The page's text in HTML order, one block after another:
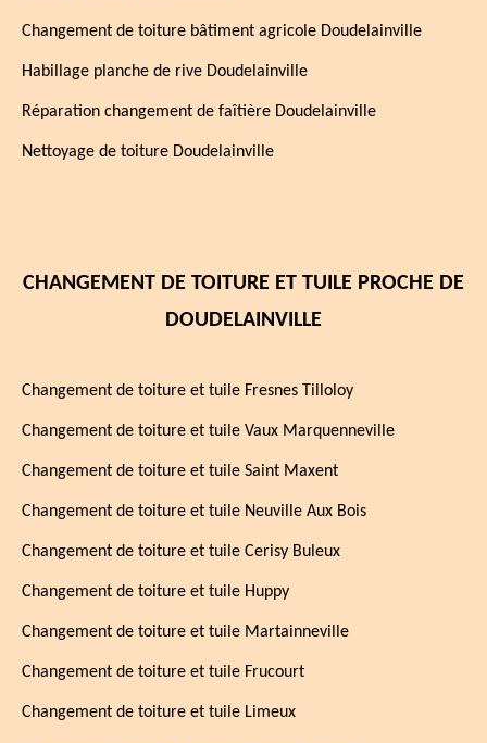
Changement de toiture bâtiment agricole Doudelainville
Habillage planche de rive Doudelainville
Réparation changement de faîtière Doudelainville
Nettoyage de toiture Doudelainville
CHANGEMENT DE TOITURE ET TUILE PROCHE DE
DOUDELAINVILLE
Changement de toiture et tuile Fresnes Tilloloy
Changement de toiture et tuile Vaux Marquenneville
Changement de toiture et tuile Saint Maxent
Changement de toiture et tuile Neuville Aux Bois
Changement de toiture et tuile Cerisy Buleux
Changement de toiture et tuile Huppy
Changement de toiture et tuile Martainneville
Changement de toiture et tuile Frucourt
Changement de toiture et tuile Limeux